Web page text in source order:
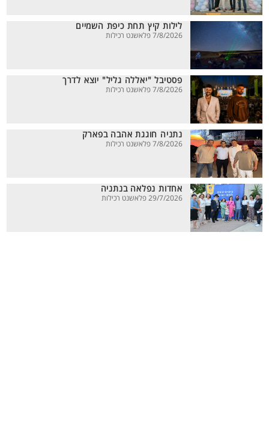
לילות קיץ תחת כיפת השמיים
7/8/2026 פלאשנט רכילות
פסטיבל "יאללה גליל" יוצא לדרך
7/8/2026 פלאשנט רכילות
נתניה חוגגת אהבה בפארק
7/8/2026 פלאשנט רכילות
אחדות נפלאה בנתניה
29/7/2026 פלאשנט רכילות